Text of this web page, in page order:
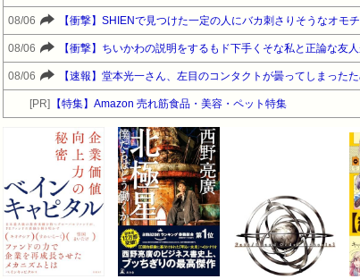
08/06 【衝撃】SHIENで見つけた一定の人にバカ刺さりそうなオモ
08/06 【衝撃】ちいかわの説明をするもド下手くそな私と正論な友
08/06 【速報】堂本光一さん、左目のコンタクトが曇ってしまった
[PR] 【特集】Amazon 売れ筋食品・美容・ペット特集